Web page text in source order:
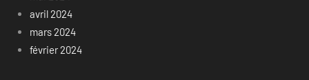
avril 2024
mars 2024
février 2024